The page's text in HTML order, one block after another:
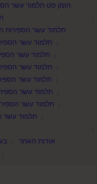
הזמן סט תלמוד עשר
תלמוד עשר הספירות
תלמוד עשר
תלמוד עשר
תלמוד עשר
תלמוד עשר
תלמוד עשר
תלמוד עשר
תלמוד עשר
אודות האתר